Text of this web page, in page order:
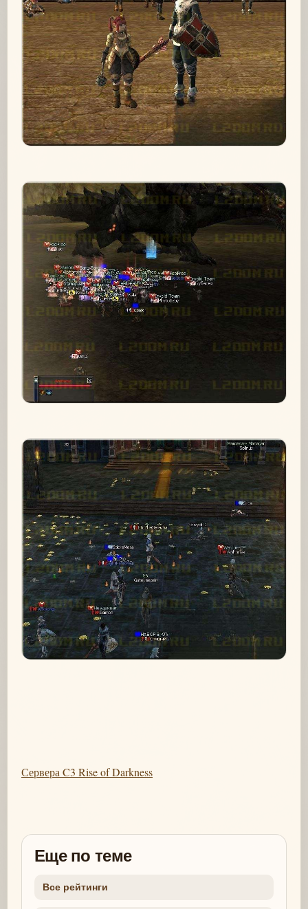
Сервера C3 Rise of Darkness
Еще по теме
Все рейтинги